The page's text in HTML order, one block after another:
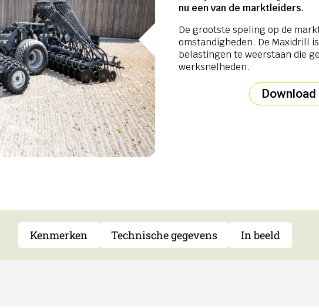
nu een van de marktleiders.
De grootste speling op de
omstandigheden. De Maxidrill
belastingen te weerstaan die
werksnelheden.
Kenmerken Technische gegevens In beeld